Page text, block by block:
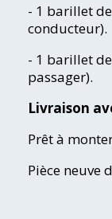
- 1 barillet
conducteur).
- 1 barillet
passager).
Livraison
Prêt à
Pièce neuve